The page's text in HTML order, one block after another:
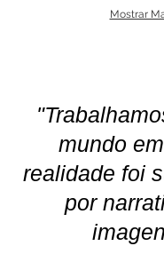
Mostrar
mundo
realidade foi
por